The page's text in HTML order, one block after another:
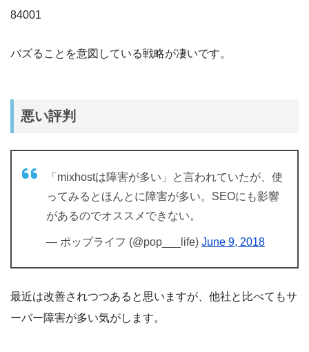
84001
バズることを意図している戦略が凄いです。
悪い評判
「mixhostは障害が多い」と言われていたが、使
ってみるとほんとに障害が多い。SEOにも影響
があるのでオススメできない。
— ポップライフ (@pop___life) June 9, 2018
最近は改善されつつあると思いますが、他社と比べてもサ
ーバー障害が多い気がします。